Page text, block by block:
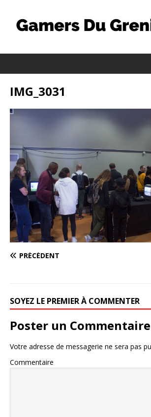
IMG_3031
PRÉCÉDENT
SOYEZ LE PREMIER À COMMENTER
Poster un Commentaire
Votre adresse de messagerie ne sera pas
Commentaire